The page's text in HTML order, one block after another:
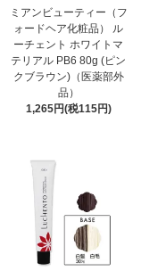
ミアンビューティー（フ
ォードヘア化粧品） ル
ーチェント ホワイトマ
テリアル PB6 80g (ピン
クブラウン)（医薬部外
品）
1,265円(税115円)